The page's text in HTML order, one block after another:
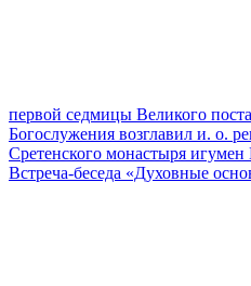
первой седмицы Великого поста
Богослужения возглавил и. о.
Сретенского монастыря
Встреча-беседа «Духовные